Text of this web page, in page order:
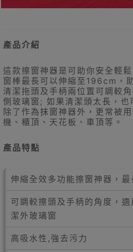
產品介紹
這款擦窗神器是可助你安全輕
窗棒最長可以伸縮至196cm，
清潔拖頭及手柄兩位置可調較
側玻璃窗; 如果清潔頭太長，也
除了作為抹窗神器外，更常被
機、櫃頂、天花板、車頂等。
產品特點
伸縮全效多功能擦窗神器，
可調較擦頭及手柄的角度，
潔外玻璃窗
高吸水性,強去污力